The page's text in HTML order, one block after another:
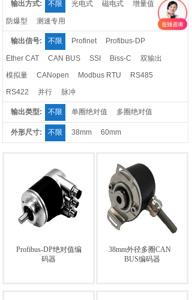
输出方式: 不限 光电式 磁电式 增量值
防爆型 测速专用
输出信号: 不限 Profinet Profibus-DP
Ether CAT CAN BUS SSI Biss-C
双输出
模拟量
CANopen Modbus RTU
RS485
RS422
并行 脉冲
输出类型: 不限 单圈绝对值 多圈绝对值
外形尺寸: 不限 38mm 60mm
Profibus-DP绝对值编
码器
38mm外径多圈CAN
BUS编码器